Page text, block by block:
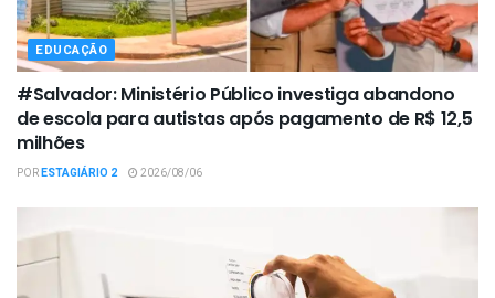
EDUCAÇÃO
#Salvador: Ministério Público investiga abandono
de escola para autistas após pagamento de R$ 12,5
milhões
PORESTAGIÁRIO 2 2026/08/06